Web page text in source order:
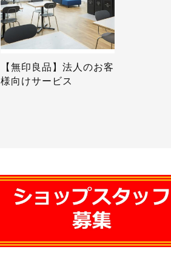
【無印良品】法人のお客
様向けサービス